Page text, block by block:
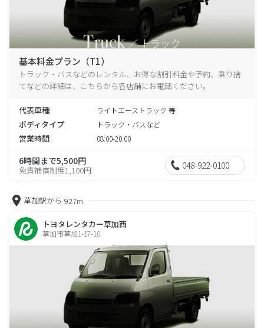
基本料金プラン（T1）
トラック・バスなどのレンタル、お得な割引料金や予約、乗り捨
てなどの詳細は、こちらから各店舗にお電話ください。
代表車種 ライトエーストラック 等
ボディタイプ トラック・バスなど
営業時間 08:00-20:00
6時間まで5,500円
免責補償制度1,100円 048-922-0100
草加駅から 927m
トヨタレンタカー草加西
草加市草加1-17-10